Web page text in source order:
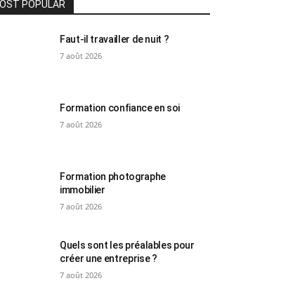
POPULAR
Faut-il travailler de nuit ?
7 août 2026
Formation confiance en soi
7 août 2026
Formation photographe
immobilier
7 août 2026
Quels sont les préalables pour
créer une entreprise ?
7 août 2026